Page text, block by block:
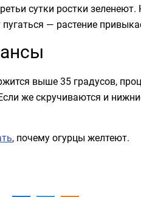
сутки ростки
— растение
выше 35 градусов,
же скручиваются и
, почему огурцы желтеют.